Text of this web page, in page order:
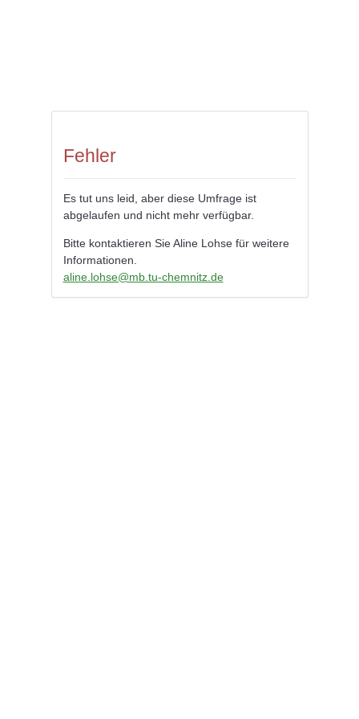
Fehler
Es tut uns leid, aber diese Umfrage ist
abgelaufen und nicht mehr verfügbar.
Bitte kontaktieren Sie Aline Lohse für weitere
Informationen.
aline.lohse@mb.tu-chemnitz.de